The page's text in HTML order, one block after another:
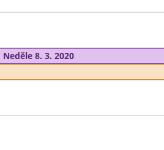
Neděle 8. 3. 2020